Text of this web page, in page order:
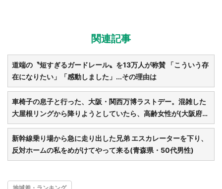
関連記事
道端の〝短すぎるガードレール〟を13万人が称賛 「こういう存
在になりたい」「感動しました」...その理由は
車椅子の息子と行った、大阪・関西万博ラストデー。混雑した
大屋根リングから降りようとしていたら、高齢女性が(大阪府・
50代女性)
新幹線乗り場から急に走り出した兄弟 エスカレーターを下り、
反対ホームの私をめがけてやって来る(青森県・50代男性)